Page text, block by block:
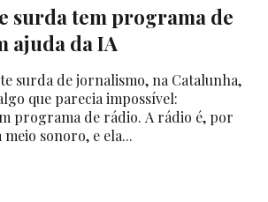
surda tem programa de
ajuda da IA
surda de jornalismo, na Catalunha,
que parecia impossível:
programa de rádio. A rádio é, por
sonoro, e ela...